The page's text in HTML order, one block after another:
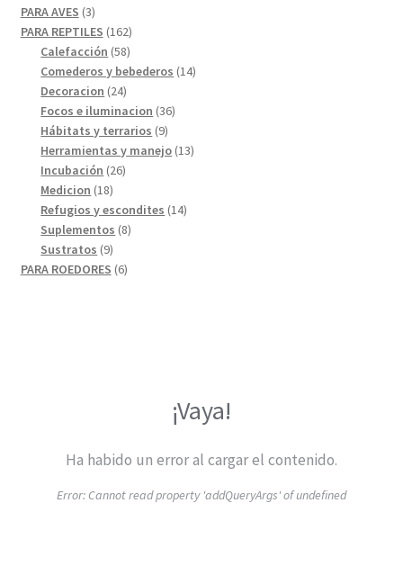
PARA AVES 33
productos
PARA REPTILES 162162
productos
Calefacción 5858
productos
Comederos y bebederos 1414
Decoracion 2424
productos
Focos e iluminacion 3636
Hábitats y terrarios 99
productos
Herramientas y manejo 1313
Incubación 2626
Medicion 1818
productos
Refugios y escondites 1414
Suplementos 88
Sustratos 99
productos
PARA ROEDORES 66
¡Vaya!
Ha habido un error al cargar el contenido.
Error: Cannot read property 'addQueryArgs' of undefined